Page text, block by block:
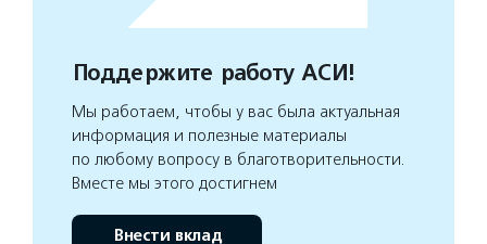
Поддержите работу АСИ!
Мы работаем, чтобы у вас была актуальная
информация и полезные материалы
по любому вопросу в благотворительности.
Вместе мы этого достигнем
Внести вклад